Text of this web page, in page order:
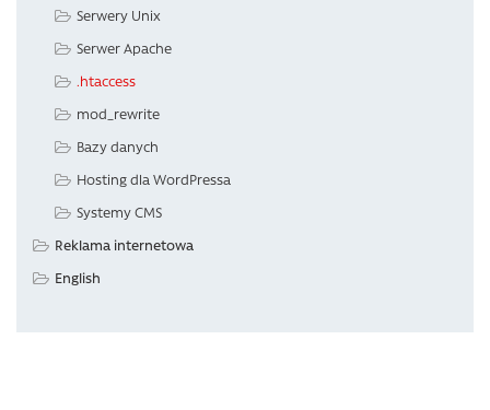
Serwery Unix
Serwer Apache
.htaccess
mod_rewrite
Bazy danych
Hosting dla WordPressa
Systemy CMS
Reklama internetowa
English